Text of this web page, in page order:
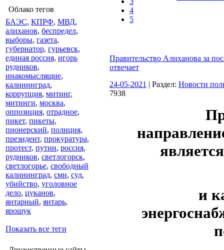
Облако тегов
БАЭС, КПРФ, МВД,
алиханов, беспредел,
выборы, газета,
губернатор, гурьевск,
единая россия, игорь
рудников,
инакомыслящие,
калининград,
коррупция, митинг,
митинги, москва,
оппозиция, отрадное,
пикет, пикеты,
пионерский, полиция,
президент, прокуратура,
протест, путин, россия,
рудников, светлогорск,
светлогорье, свободный
калининград, сми, суд,
убийство, уголовное
дело, цуканов,
янтарный, янтарь,
ярошук
Показать все теги
4
5
Правительство Алиханова за
отвечает
24-05-2021 | Раздел: Новости
7938
и